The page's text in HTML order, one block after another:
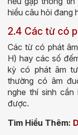
hiểu câu hỏi đang
2.4 Các từ có
Các từ có phát
H) hay các số
kỳ có phát âm
thường có âm
nghe thí sinh
được.
Tìm Hiểu Thêm: